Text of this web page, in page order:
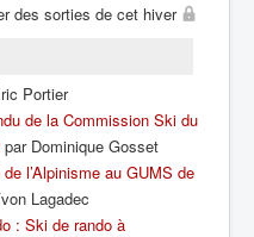
des sorties de cet hiver
Portier
de la Commission Ski du
par Dominique Gosset
l’Alpinisme au GUMS de
Lagadec
: Ski de rando à